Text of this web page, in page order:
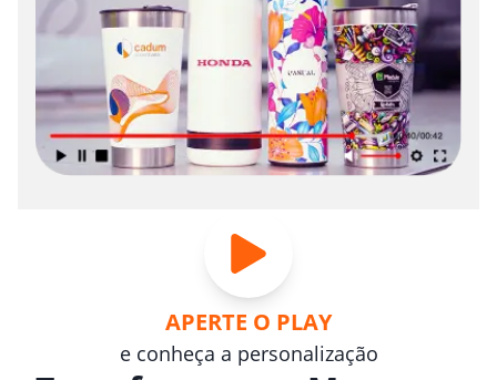
APERTE O PLAY
e conheça a personalização